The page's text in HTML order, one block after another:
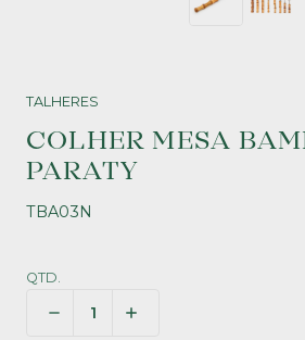
TALHERES
COLHER MESA
PARATY
TBA03N
QTD.